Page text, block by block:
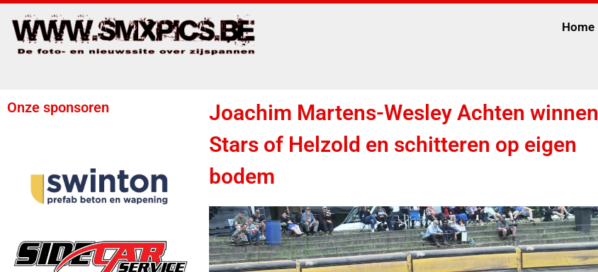
Home
Onze sponsoren
Joachim Martens-Wesley Achten winnen
Stars of Helzold en schitteren op eigen
bodem